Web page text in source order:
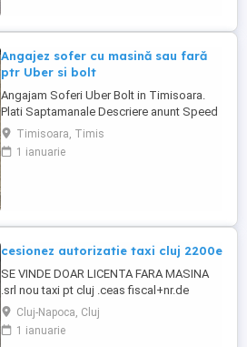
Angajez sofer cu masină sau fară
ptr Uber si bolt
Angajam Soferi Uber Bolt in Timisoara.
Plati Saptamanale Descriere anunt Speed
Transport Innovation SRL recruteaza
soferi seriosi pentru activitate pe
platformele Uber si Bolt in Timisoara. Poti
Timisoara, Timis
1 ianuarie
cesionez autorizatie taxi cluj 2200e
SE VINDE DOAR LICENTA FARA MASINA
.srl nou taxi pt cluj .ceas fiscal+nr.de
înmatriculare. statie.casta taxi colante
magnetice .2200 e neg. firma nu are
datorii,încasări sau bani in casa firmei deci
Cluj-Napoca, Cluj
1 ianuarie